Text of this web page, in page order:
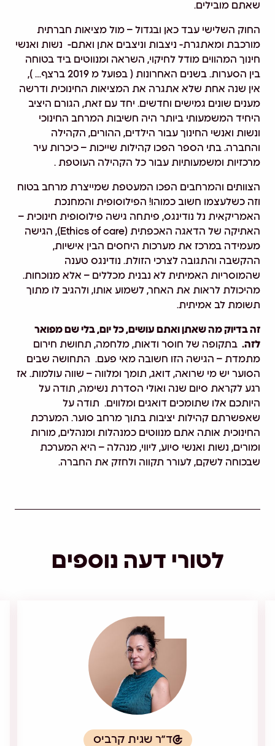
שאתם מובילים.
החוק השלישי עבד כאן ובגדול – מול מציאות חברתית
מורכבת ומאתגרת- ניצבות וניצבים אתן ואתם- נשות ואנשי
חינוך המהווים מודל לחיקוי, השראה ומנווטים ביד בטוחה
בין הסערות. בשנים האחרונות ( בפועל מ 2019 ברצף… ),
אין שנה אחת שלא אתגרה את המציאות החינוכית ודרשה
מענים שונים גמישים וחדשים. יחד עם זאת, הגורם היציב
היחיד המשמעותי ביותר היה חשיבות המרחב החינוכי
ונשות ואנשי החינוך עבור הילדים, ההורים, הקהילה
והחברה. בתי הספר הפכו קהילות שייכות – כיכרות עיר
מרכזיות ומשמעותיות עבור כל הקהילה העוטפת .
הצוותים והמרחבים הפכו המעטפת שמייצרת מרחב בטוח
וזה כשלעצמו חשוב כמוהו! הפילוסופית והמחנכת
האמריקאית נל נודינגס, פיתחה גישה פילוסופית חינוכית –
האתיקה של הדאגה האכפתית (Ethics of care), הגישה
מעמידה במרכז את מערכות היחסים הבין אישיות,
ההקשבה והתגובה לצרכי הזולת. נודינגס טענה
שהמוסריות האמיתית לא נבנית מכללים – אלא מנוכחות.
מהיכולת לראות את האחר, לשמוע אותו, ולהגיב לו מתוך
תשומת לב אמיתית.
זה בדיוק מה שאתן ואתם עושים, כל יום, בלי שם מפואר
לזה. בתקופה של חוסר ודאות, מלחמה, תחושת חירום
מתמדת – הגישה הזו חשובה מאי פעם. התחושה שבים
הסוער יש מי שרואה, דואג, תומך ומלווה – שווה עולמות. אז
רגע לקראת סיום שנה ואולי הסדרת נשימה, תודה על
היותכם אלו שתומכים דואגים ומלווים. תודה על
שאפשרתם קהילות יציבות בתוך מרחב סוער. המערכת
החינוכית אותה אתם מנווטים כמנהלות ומנהלים, מורות
ומורים, נשות ואנשי סיוע, ליווי, מנהלה – היא המערכת
שבכוחה לשקם, לעורר תקווה ולחזק את החברה.
לטורי דעה נוספים
ד״ר שגית קרביס